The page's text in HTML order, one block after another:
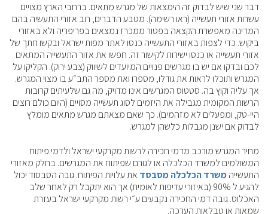
דבר שני שיש לבדוק זה הימצאות של מגרש מתאים. ברחבי הארץ מצויים
עשרות אזורי תעשייה (ראו רשימה). מטבע הדברים, רוב אזורי התעשיה בהם
המדינה מאפשרת הקצאה בפטור ממכרז נמצאים בפריפריה ולא באזורי
ביקוש. כדי לצפות באזורי התעשייה כנסו לאתר מפות ישראל ובקשו חתך של
אזורי תעשייה או כנסו ישירות לקישור זה. חפשו את אזור התעשייה המתאים
לכם ובדקו אם יש בו מגרשים פנויים המיועדים לשיווק (צבע ירוק). הקליקו על
המגרש ותוכלו לראות את גודלו, מספרו ואת מספר התב״ע בו מצוי המגרש.
אך עליה וקוץ בה. סטטוס המגרשים אינו מדויק, מה גם שלעיתים קרובות
הרשות המקומית מגבילה את היזמים לסוג תעשייה מסויים (היום כולם רוצים
היי-טק, ומפעלים לא מזהמים). כך שאם מצאתם מגרש מתאים מומלץ
לבדוק אם ישנן מגבלות כלשהן למגרש.
מחיר המגרש מורכב מדמי חכירה לרשות מקרקעי ישראל ולדמי פיתוח
המשולמים למשרד הכלכלה או לגורם שפיתוח את המגרשים. בחלק מאזורי
התעשייהמשרד הכלכלה מסבסד את עלויות הפיתוח. גובה הסבסוד יכול
להגיע ל 90% (באיזורי עדיפות לאומית) אך הוא יתקבל רק לאחר שלב
האכלוס. גובה דמי החכירה נקבעים ע״י רשות מקרקעי ישראל בעזרת
שמאות או טבלאות הערכה.